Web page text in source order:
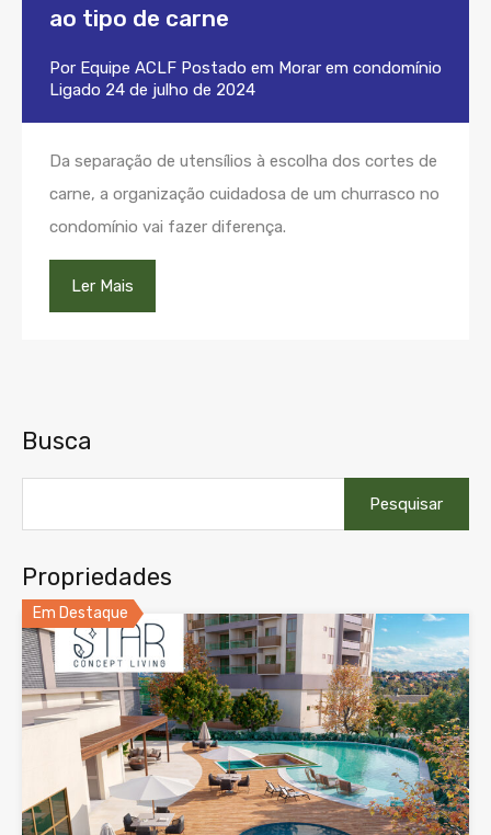
ao tipo de carne
Por Equipe ACLF Postado em Morar em condomínio
Ligado 24 de julho de 2024
Da separação de utensílios à escolha dos cortes de
carne, a organização cuidadosa de um churrasco no
condomínio vai fazer diferença.
Ler Mais
Busca
por:
Propriedades
Em Destaque